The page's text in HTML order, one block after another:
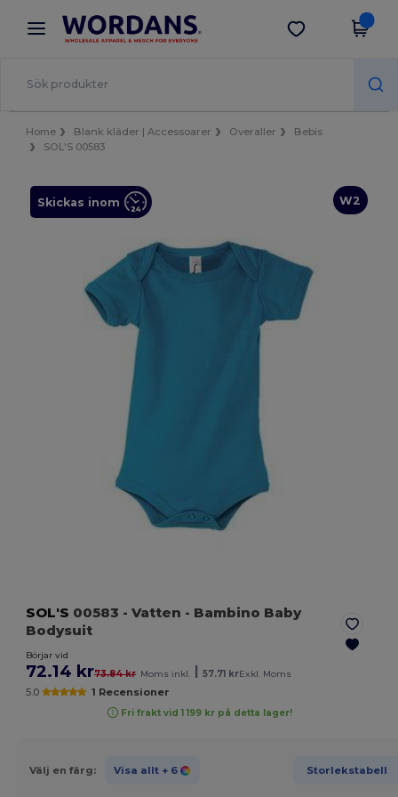
× Wordans-app
Bättre priser i appen!
Hämta app
Home Blank kläder | Accessoarer Overaller
Bebis
SOL'S 00583
W2
Skickas inom
SOL'S 00583 - Vatten - Bambino Baby
Bodysuit
Börjar vid
72.14 kr73.84 kr Moms inkl. 57.71 krExkl. Moms
5.0 1 Recensioner
Fri frakt vid 1 199 kr på detta lager!
Välj en färg: Visa allt + 6 Storlekstabell